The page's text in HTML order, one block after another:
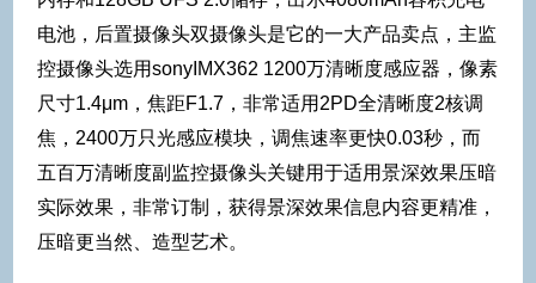
电池，后置摄像头双摄像头是它的一大产品卖点，主监
控摄像头选用sonyIMX362 1200万清晰度感应器，像素
尺寸1.4μm，焦距F1.7，非常适用2PD全清晰度2核调
焦，2400万只光感应模块，调焦速率更快0.03秒，而
五百万清晰度副监控摄像头关键用于适用景深效果压暗
实际效果，非常订制，获得景深效果信息内容更精准，
压暗更当然、造型艺术。